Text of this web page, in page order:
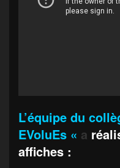
L’équipe du
EVoluEs « a
affiches :